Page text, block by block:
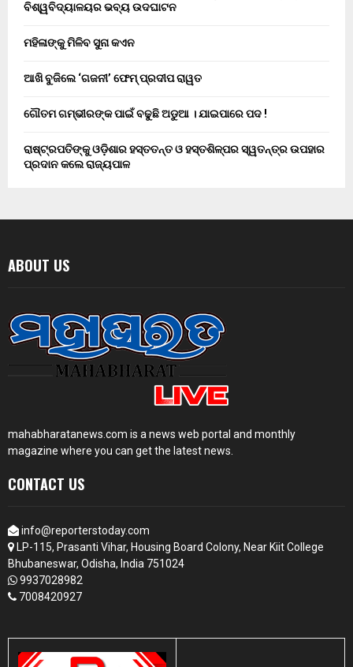
ବିଶ୍ୱବିଦ୍ୟାଳୟର ଭବ୍ୟ ଉଦଘାଟନ
ମହିଳାଙ୍କୁ ମିଳିବ ସୁନା କଏନ
ଆଖି ବୁଜିଲେ ‘ଗଜନୀ’ ଫେମ୍ ପ୍ରଦୀପ ରାୱତ
ଗୌତମ ଗମ୍ଭୀରଙ୍କ ପାଇଁ ବଢୁଛି ଅଡୁଆ । ଯାଇପାରେ ପଦ !
ରାଷ୍ଟ୍ରପତିଙ୍କୁ ଓଡ଼ିଶାର ହସ୍ତତନ୍ତ ଓ ହସ୍ତଶିଳ୍ପର ସ୍ୱତନ୍ତ୍ର ଉପହାର
ପ୍ରଦାନ କଲେ ରାଜ୍ୟପାଳ
ABOUT US
mahabharatanews.com is a news web portal and monthly
magazine where you can get the latest news.
CONTACT US
info@reporterstoday.com
LP-115, Prasanti Vihar, Housing Board Colony, Near Kiit College
Bhubaneswar, Odisha, India 751024
9937028982
7008420927